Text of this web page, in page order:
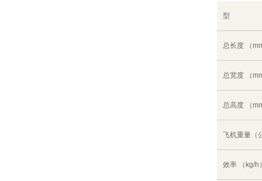
型
总长度 （
总宽度 （
总高度 （
飞机重量（
效率 （kg/h